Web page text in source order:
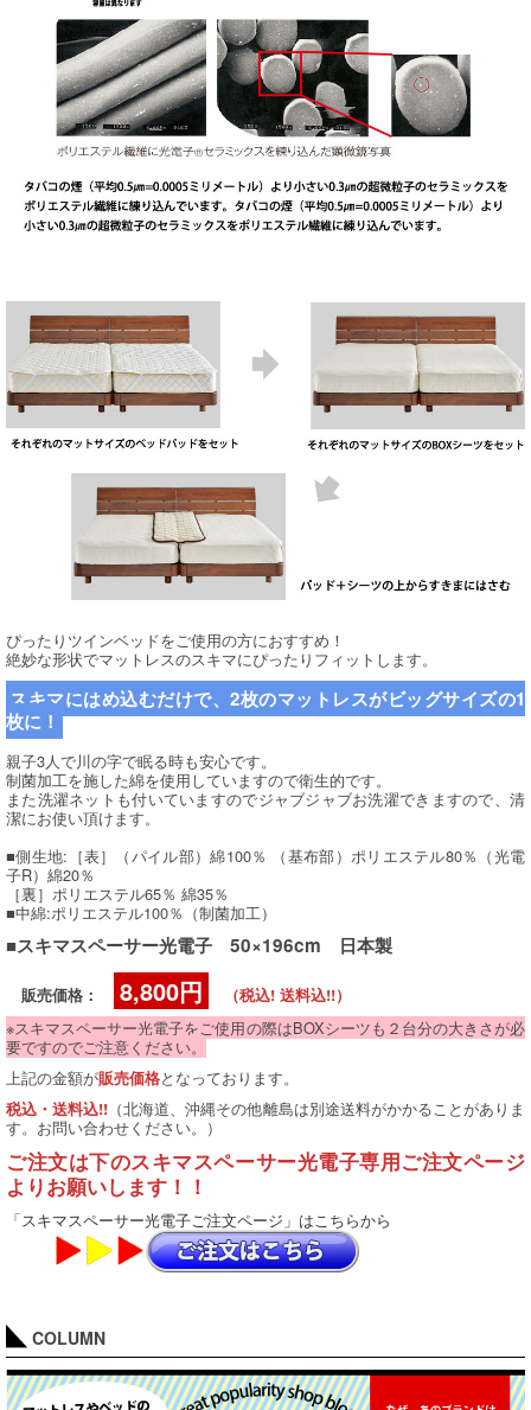
ぴったりツインベッドをご使用の方におすすめ！
絶妙な形状でマットレスのスキマにぴったりフィットします。
スキマにはめ込むだけで、2枚のマットレスがビッグサイズの1
枚に！
親子3人で川の字で眠る時も安心です。
制菌加工を施した綿を使用していますので衛生的です。
また洗濯ネットも付いていますのでジャブジャブお洗濯できますので、清
潔にお使い頂けます。
■側生地:［表］（パイル部）綿100％ （基布部）ポリエステル80％（光電
子R）綿20％
［裏］ポリエステル65％ 綿35％
■中綿:ポリエステル100％（制菌加工）
■スキマスペーサー光電子 50×196cm 日本製
販売価格： 8,800円 （税込! 送料込!!）
※スキマスペーサー光電子をご使用の際はBOXシーツも２台分の大きさが必
要ですのでご注意ください。
上記の金額が販売価格となっております。
税込・送料込!! （北海道、沖縄その他離島は別途送料がかかることがありま
す。お問い合わせください。）
ご注文は下のスキマスペーサー光電子専用ご注文ページ
よりお願いします！！
「スキマスペーサー光電子ご注文ページ」はこちらから
COLUMN